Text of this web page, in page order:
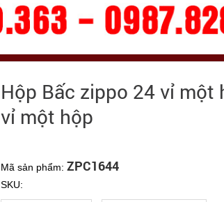
Hộp Bấc zippo 24 vỉ một
vỉ một hộp
Mã sản phẩm:ZPC1644
SKU: